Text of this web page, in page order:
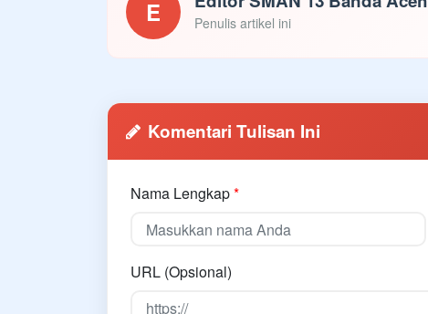
E Penulis artikel ini
Komentari Tulisan Ini
Nama Lengkap*
URL (Opsional)